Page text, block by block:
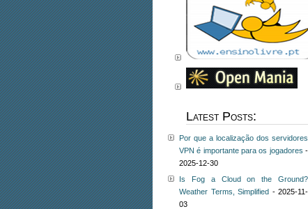
Latest Posts:
Por que a localização dos servidores
VPN é importante para os jogadores -
2025-12-30
Is Fog a Cloud on the Ground?
Weather Terms, Simplified - 2025-11-
03